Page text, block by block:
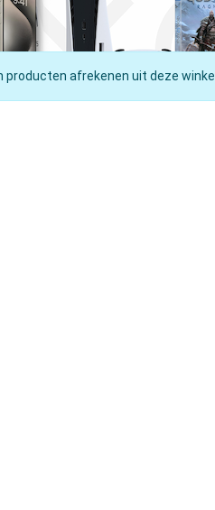
producten afrekenen uit deze winkel.